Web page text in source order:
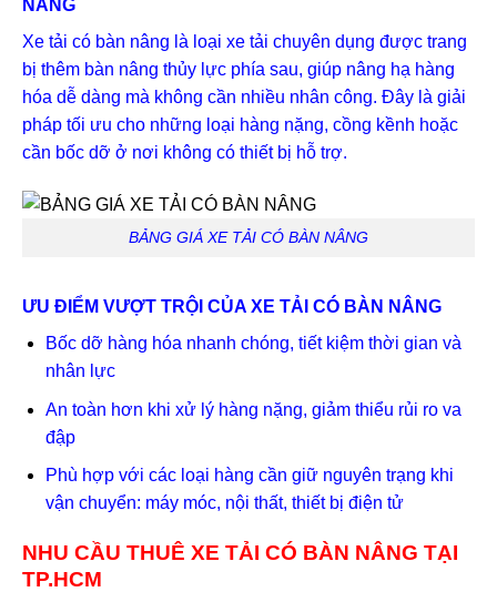
NÂNG
Xe tải có bàn nâng là loại xe tải chuyên dụng được trang
bị thêm bàn nâng thủy lực phía sau, giúp nâng hạ hàng
hóa dễ dàng mà không cần nhiều nhân công. Đây là giải
pháp tối ưu cho những loại hàng nặng, cồng kềnh hoặc
cần bốc dỡ ở nơi không có thiết bị hỗ trợ.
BẢNG GIÁ XE TẢI CÓ BÀN NÂNG
ƯU ĐIỂM VƯỢT TRỘI CỦA XE TẢI CÓ BÀN NÂNG
Bốc dỡ hàng hóa nhanh chóng, tiết kiệm thời gian và
nhân lực
An toàn hơn khi xử lý hàng nặng, giảm thiểu rủi ro va
đập
Phù hợp với các loại hàng cần giữ nguyên trạng khi
vận chuyển: máy móc, nội thất, thiết bị điện tử
NHU CẦU THUÊ XE TẢI CÓ BÀN NÂNG TẠI
TP.HCM